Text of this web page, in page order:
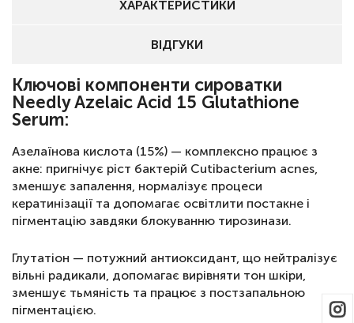
ХАРАКТЕРИСТИКИ
ВІДГУКИ
Ключові компоненти сироватки
Needly Azelaic Acid 15 Glutathione
Serum:
Азелаїнова кислота (15%) — комплексно працює з
акне: пригнічує ріст бактерій Cutibacterium acnes,
зменшує запалення, нормалізує процеси
кератинізації та допомагає освітлити постакне і
пігментацію завдяки блокуванню тирозинази.
Глутатіон — потужний антиоксидант, що нейтралізує
вільні радикали, допомагає вирівняти тон шкіри,
зменшує тьмяність та працює з постзапальною
пігментацією.